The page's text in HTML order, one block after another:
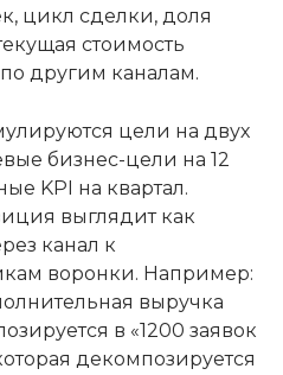
цикл сделки, доля
стоимость
другим каналам.
цели на двух
бизнес-цели на 12
KPI на квартал.
выглядит как
канал к
воронки. Например:
выручка
в «1200 заявок
декомпозируется